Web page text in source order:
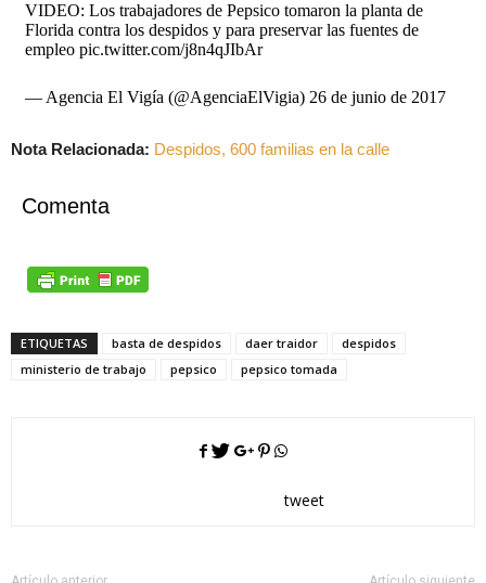
VIDEO: Los trabajadores de Pepsico tomaron la planta de
Florida contra los despidos y para preservar las fuentes de
empleo pic.twitter.com/j8n4qJIbAr
— Agencia El Vigía (@AgenciaElVigia) 26 de junio de 2017
Nota Relacionada: Despidos, 600 familias en la calle
Comenta
ETIQUETAS basta de despidos daer traidor
despidos
ministerio de trabajo
pepsico pepsico tomada
tweet